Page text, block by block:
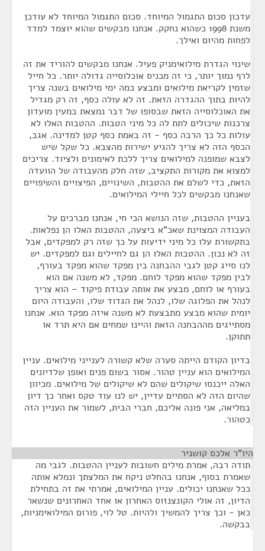
עדכון סכום התגמול המיוחד. סכום התגמול המיוחד לא עודכן
משנת 1998 כשהוא נחקק. אנחנו מבקשים שהוא יוצמד למדד
לפחות מהיום ואילך.
שינוי הגדרת מילואימניק פעיל. אנחנו מבקשים להוריד את זה
לרף נמוך יותר, כי זה מכניס אוכלוסייה גדולה יותר. כל חייל
שזמין לקריאת מילואים ומבצע כמה ימי מילואים בשנה צריך
להיות בתוך ההגדרה הזאת. זה לא עולה כסף, זה רק מגדיל
את האוכלוסייה הזאת שבסופו של דבר נמצאת במעין מועדון
צרכנות שיכולים לתת לה כל מיני הטבות. ההטבות האלו לא
עולות כל כך הרבה כסף - זה באמת כסף קטן למדינה. אגב,
הכסף הזה לא צריך להגיע ישירות מהצבא. כל שקל שיש
לצבא שמופנה למילואים צריך ללכת לאימונים ולציוד. צריכים
למצוא את מקורות התקציב, שזה חלק מהעבודה של הוועדה
הזאת, כדי לשלם את ההטבות, השינויים, הפיצויים והשיפויים
שאנחנו מבקשים לכל חיילי המילואים.
בעניין ההטבות, שזה הנושא הכי חי, אנחנו מברכים על
העבודה המצוינת שאכ"א ביצעה, ההטבות האלו הן נפלאות.
בתקשורת עלו כל מיני ידיעות על כך שזה רק למפקדים, אבל
זה לא נכון. ההטבות האלו הן גם לחיילים וגם למפקדים. יש
לנו סייג קטן לגבי ההבחנה בין מפקד שהוא מפקד בעורף,
לבין מפקד שהוא מפקד לוחם. מפקד, לא משנה אם הוא
בעורף או לוחם, מבצע את אותה עבודת פיקוד – הוא צריך
לנהל את הפלוגה שלו, לנהל את הגדוד שלו, והעבודה היום
יומית שהוא מבצע מתבצעת לא משנה איזה מפקד הוא. אנחנו
מסתייגים מההבחנה הזאת והיינו שמחים אם היא תרד או
תתוקן.
בדיון הקודם הייתה סערה שלא קשורה לענייני מילואים. עניין
המילואים הוא עניין טהור. אסור בשום פנים ואופן שלדיונים
האלה ייכנסו שיקולים שהם לא שיקולים של מילואים. מכיוון
שהיום הזה לא הסתיים עדיין, יש לנו עוד טקס ואחר כך דיון
במליאה, אני פונה אליכם, חברי הבית, לשמור את העניין הזה
כטהור.
היו"ר אלכס קושניר
תודה רבה, אמרת מילים חשובות לעניין ההטבות. לגבי מה
שאמרת בסוף, אנחנו בהחלט ניקח את המלצתך ונמלא אותה
ככל שאנחנו יכולים. עניין המילואים, אמרתי את זה בתחילת
הדיון, זה אולי הקונצנזוס האחרון או אחד האחרונים שנשאר
כאן - וכך צריך להמשיך ולהיות. טל לוי, פורום המילואימניות,
בבקשה.